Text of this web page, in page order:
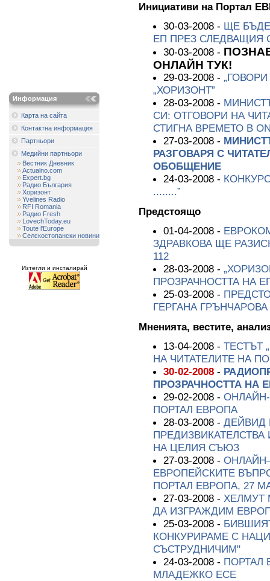
Информация
Карта на сайта
Контактна информация
Партньори
Медийни партньори
Вестник Дневник
Actualno.com
Expert.bg
Радио България
Хоризонт
Yvelines Radio
RFI Romania
Радио Fresh
LovechToday.eu
Toute l'Europe
Селскостопански новини
Изтегли и инсталирай
Инициативи на Портал
30-03-2008 - ЩЕ
ЕП ПРЕЗ СЛЕДВАЩИЯ
30-03-2008 -
ОНЛАЙН ТУК!
29-03-2008 -
„ХОРИЗОНТ”
28-03-2008 -
СИ: ОТГОВОРИ НА
СТИГНА ВРЕМЕТО В
27-03-2008 -
РАЗГОВАРЯ С
ОБОБЩЕНИЕ
24-03-2008 -
........”
Предстоящо
01-04-2008 -
ЗДРАВКОВА ЩЕ
112
28-03-2008 -
ПРОЗРАЧНОСТТА НА
25-03-2008 -
ГЕРГАНА
Мненията, вестите,
13-04-2008 - ТЕСТЪТ
НА ЧИТАТЕЛИТЕ НА
30-02-2008 -
ПРОЗРАЧНОСТТА НА
29-02-2008 -
ПОРТАЛ ЕВРОПА
28-03-2008 - ДЕЙВИД
НА ЦЕЛИЯ СЪЮЗ
27-03-2008 -
ЕВРОПЕЙСКИТЕ
ПОРТАЛ ЕВРОПА, 27
27-03-2008 - ХЕЛМУТ
ДА ИЗГРАЖДИМ
25-03-2008 -
КОНКУРИРАМЕ С
СЪСТРУДНИЧИМ"
24-03-2008 - ПОРТАЛ
МЛАДЕЖКО ЕСЕ